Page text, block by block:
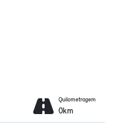
Quilometragem
0km